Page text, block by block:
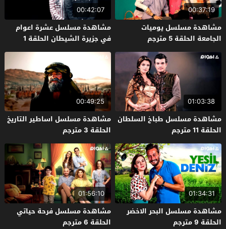
00:37:19
مشاهدة مسلسل يوميات
الجامعة الحلقة 5 مترجم
00:42:07
مشاهدة مسلسل عشرة اعوام
في جزيرة الشيطان الحلقة 1
مترجم
01:03:38
مشاهدة مسلسل طباخ السلطان
الحلقة 11 مترجم
00:49:25
مشاهدة مسلسل اساطير التاريخ
الحلقة 3 مترجم
01:34:31
مشاهدة مسلسل البحر الاخضر
الحلقة 9 مترجم
01:56:10
مشاهدة مسلسل فرحة حياتي
الحلقة 6 مترجم